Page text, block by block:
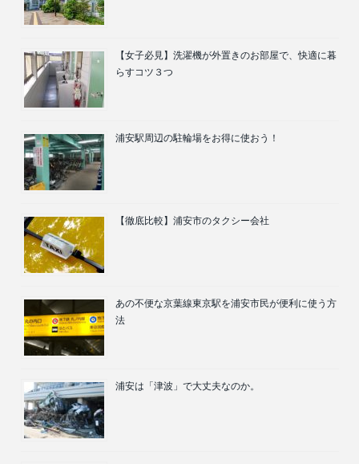
【女子必見】洗濯機が外置きのお部屋で、快適に暮
らすコツ３つ
浦安駅周辺の駐輪場をお得に使おう！
【徹底比較】浦安市のタクシー会社
あの不便な京葉線東京駅を浦安市民が便利に使う方
法
浦安は「津波」で大丈夫なのか。